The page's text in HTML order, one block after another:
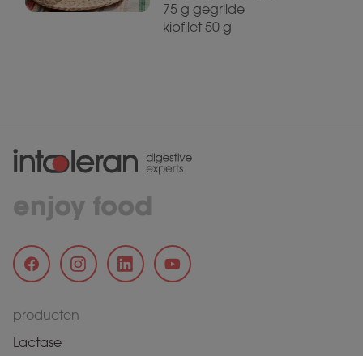
75 g gegrilde
kipfilet 50 g
enjoy food
producten
Lactase